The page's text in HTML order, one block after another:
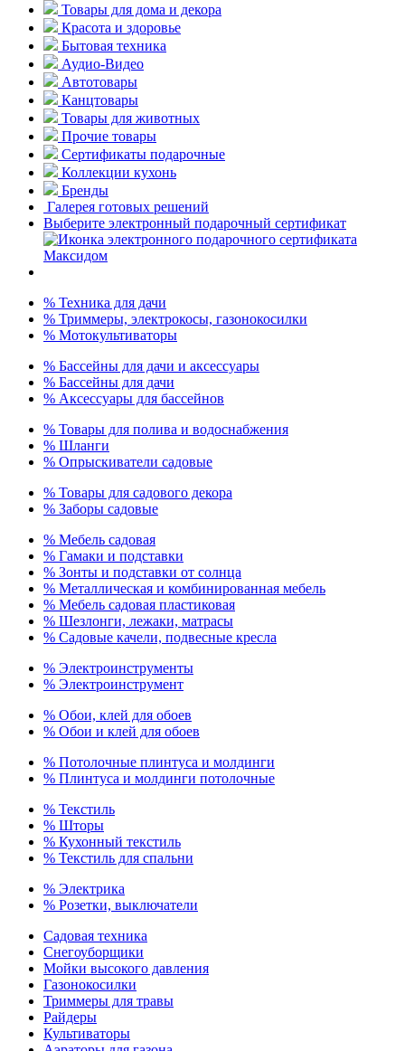
Товары для дома и декора
Красота и здоровье
Бытовая техника
Аудио-Видео
Автотовары
Канцтовары
Товары для животных
Прочие товары
Сертификаты подарочные
Коллекции кухонь
Бренды
Галерея готовых решений
Выберите электронный подарочный сертификат
% Техника для дачи
% Триммеры, электрокосы, газонокосилки
% Мотокультиваторы
% Бассейны для дачи и аксессуары
% Бассейны для дачи
% Аксессуары для бассейнов
% Товары для полива и водоснабжения
% Шланги
% Опрыскиватели садовые
% Товары для садового декора
% Заборы садовые
% Мебель садовая
% Гамаки и подставки
% Зонты и подставки от солнца
% Металлическая и комбинированная мебель
% Мебель садовая пластиковая
% Шезлонги, лежаки, матрасы
% Садовые качели, подвесные кресла
% Электроинструменты
% Электроинструмент
% Обои, клей для обоев
% Обои и клей для обоев
% Потолочные плинтуса и молдинги
% Плинтуса и молдинги потолочные
% Текстиль
% Шторы
% Кухонный текстиль
% Текстиль для спальни
% Электрика
% Розетки, выключатели
Садовая техника
Снегоуборщики
Мойки высокого давления
Газонокосилки
Триммеры для травы
Райдеры
Культиваторы